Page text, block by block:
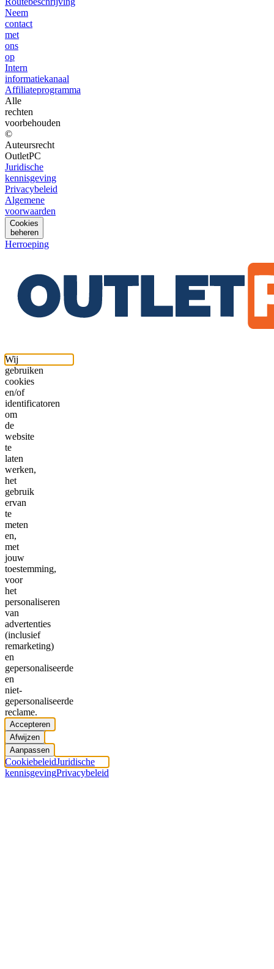
Neem
contact
met
ons
op
Intern
informatiekanaal
Affiliateprogramma
Alle
rechten
voorbehouden
©
Auteursrecht
OutletPC
Juridische
kennisgeving
Privacybeleid
Algemene
voorwaarden
Cookies
beheren
Herroeping
Wij
gebruiken
cookies
en/of
identificatoren
om
de
website
te
laten
werken,
het
gebruik
ervan
te
meten
en,
met
jouw
toestemming,
voor
het
personaliseren
van
advertenties
(inclusief
remarketing)
en
gepersonaliseerde
en
niet-
gepersonaliseerde
reclame.
Accepteren
Afwijzen
Aanpassen
CookiebeleidJuridische
kennisgevingPrivacybeleid